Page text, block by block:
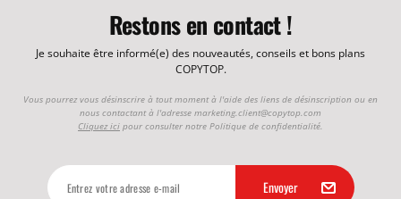
Restons en contact !
Je souhaite être informé(e) des nouveautés, conseils et bons plans
COPYTOP.
Vous pourrez vous désinscrire à tout moment à l'aide des liens de désinscription ou en
nous contactant à l'adresse marketing.client@copytop.com
Cliquez ici pour consulter notre Politique de confidentialité.